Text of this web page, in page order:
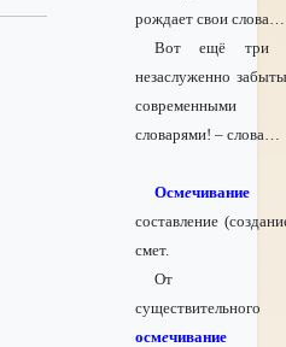
рождает свои слова…
Вот ещё три
незаслуженно
современными
словарями! – слова…
Осмечивание
составление
смет.
От
существительного
осмечивание